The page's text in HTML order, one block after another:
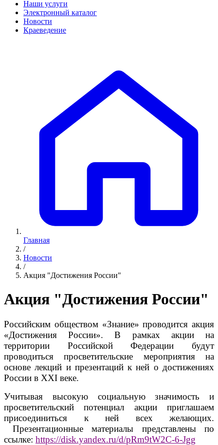
Наши услуги
Электронный каталог
Новости
Краеведение
Главная
/
Новости
/
Акция "Достижения России"
Акция "Достижения России"
Российским обществом «Знание» проводится акция
«Достижения России». В рамках акции на
территории Российской Федерации будут
проводиться просветительские мероприятия на
основе лекций и презентаций к ней о достижениях
России в XXI веке.
Учитывая высокую социальную значимость и
просветительский потенциал акции приглашаем
присоединиться к ней всех желающих.
Презентационные материалы представлены по
ссылке: https://disk.yandex.ru/d/pRm9tW2C-6-Jgg